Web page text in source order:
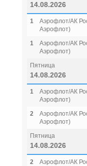
14.08.2026
1
Аэрофлот/АК
Аэрофлот)
1
Аэрофлот/АК
Аэрофлот)
Пятница
14.08.2026
1
Аэрофлот/АК
Аэрофлот)
2
Аэрофлот/АК
Аэрофлот)
Пятница
14.08.2026
2
Аэрофлот/АК